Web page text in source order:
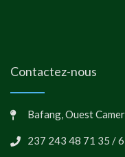
Contactez-nous
Bafang, Ouest
237 243 48 71 35 /